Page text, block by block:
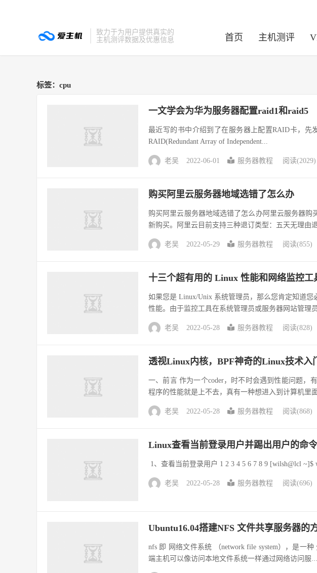
致力于为用户提供真实的
主机测评数据及优惠信息
首页 主机测评
标签：cpu
一文学会为华为服务器配置raid1和raid5
最近写的书中介绍到了在服务器上配置RAID卡，先
RAID(Redundant Array of Independent...
老吴 2022-06-01 服务器教程 阅读(2029)
购买阿里云服务器地域选错了怎么办
购买阿里云服务器地域选错了怎么办阿里云服务器
新购买。阿里云目前支持三种退订类型：五天无理由
老吴 2022-05-29 服务器教程 阅读(855)
十三个超有用的 Linux 性能和网络监控工
如果您是 Linux/Unix 系统管理员，那么您肯定知道
性能。由于监控工具在系统管理员或服务器网站管理
老吴 2022-05-28 服务器教程 阅读(828)
透视Linux内核，BPF神奇的Linux技术入门
一、前言 作为一个coder，时不时会遇到性能问题，
程序的性能就是上不去，真有一种想进入到计算机里
老吴 2022-05-28 服务器教程 阅读(868)
Linux查看当前登录用户并踢出用户的命令
1、查看当前登录用户 1 2 3 4 5 6 7 8 9 [wilsh@lcl
老吴 2022-05-28 服务器教程 阅读(696)
Ubuntu16.04搭建NFS 文件共享服务器的
nfs 即 网络文件系统 （network file system），是一
端主机可以像访问本地文件系统一样通过网络访问服...